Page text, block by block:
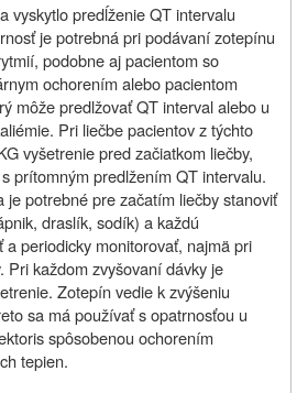
vyskytlo predĺženie QT intervalu
je potrebná pri podávaní zotepínu
podobne aj pacientom so
ochorením alebo pacientom
môže predlžovať QT interval alebo u
Pri liečbe pacientov z týchto
vyšetrenie pred začiatkom liečby,
prítomným predlžením QT intervalu.
je potrebné pre začatím liečby stanoviť
draslík, sodík) a každú
a periodicky monitorovať, najmä pri
Pri každom zvyšovaní dávky je
Zotepín vedie k zvýšeniu
sa má používať s opatrnosťou u
spôsobenou ochorením
tepien.